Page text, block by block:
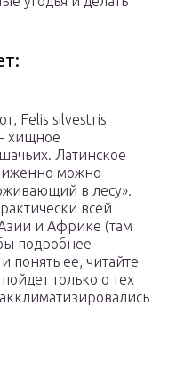
Felis silvestris
хищное
Латинское
можно
в лесу».
всей
и Африке (там
подробнее
понять ее, читайте
только о тех